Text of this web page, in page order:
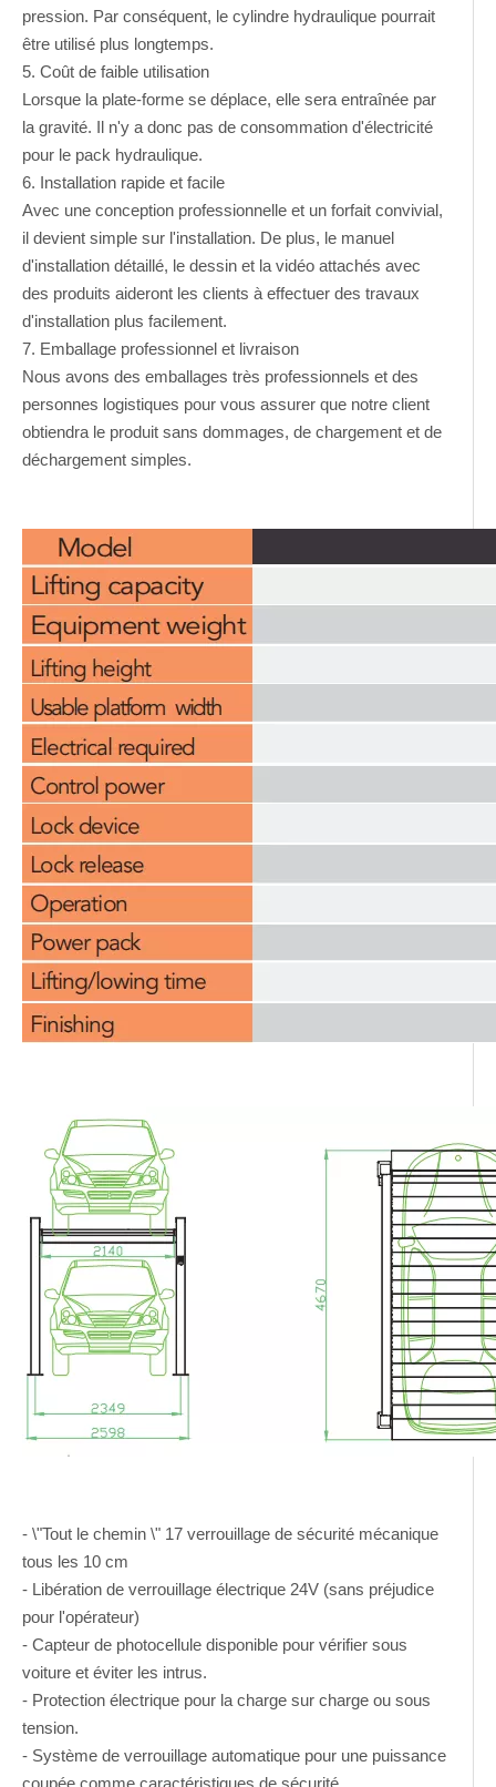
pression. Par conséquent, le cylindre hydraulique pourrait
être utilisé plus longtemps.
5. Coût de faible utilisation
Lorsque la plate-forme se déplace, elle sera entraînée par
la gravité. Il n'y a donc pas de consommation d'électricité
pour le pack hydraulique.
6. Installation rapide et facile
Avec une conception professionnelle et un forfait convivial,
il devient simple sur l'installation. De plus, le manuel
d'installation détaillé, le dessin et la vidéo attachés avec
des produits aideront les clients à effectuer des travaux
d'installation plus facilement.
7. Emballage professionnel et livraison
Nous avons des emballages très professionnels et des
personnes logistiques pour vous assurer que notre client
obtiendra le produit sans dommages, de chargement et de
déchargement simples.
- \"Tout le chemin \" 17 verrouillage de sécurité mécanique
tous les 10 cm
- Libération de verrouillage électrique 24V (sans préjudice
pour l'opérateur)
- Capteur de photocellule disponible pour vérifier sous
voiture et éviter les intrus.
- Protection électrique pour la charge sur charge ou sous
tension.
- Système de verrouillage automatique pour une puissance
coupée comme caractéristiques de sécurité.